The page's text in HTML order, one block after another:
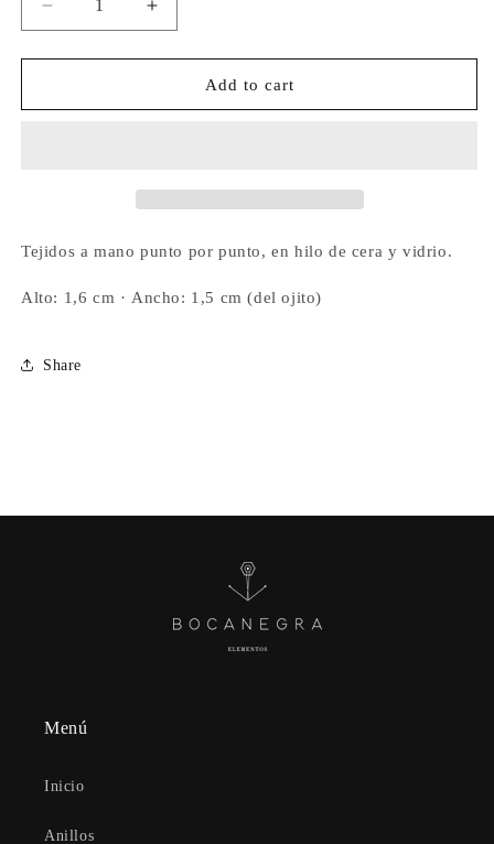
Decrease
quantity
for
Ojito
Increase
quantity
for
Ojito
Add to cart
Tejidos a mano punto por punto, en hilo de cera y vidrio.
Alto: 1,6 cm · Ancho: 1,5 cm (del ojito)
Share
Menú
Inicio
Anillos